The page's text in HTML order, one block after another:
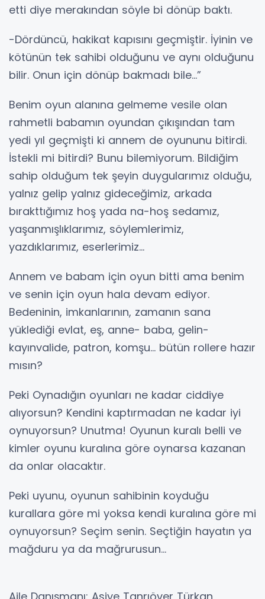
etti diye merakından söyle bi dönüp baktı.
-Dördüncü, hakikat kapısını geçmiştir. İyinin ve
kötünün tek sahibi olduğunu ve aynı olduğunu
bilir. Onun için dönüp bakmadı bile…”
Benim oyun alanına gelmeme vesile olan
rahmetli babamın oyundan çıkışından tam
yedi yıl geçmişti ki annem de oyununu bitirdi.
İstekli mi bitirdi? Bunu bilemiyorum. Bildiğim
sahip olduğum tek şeyin duygularımız olduğu,
yalnız gelip yalnız gideceğimiz, arkada
bırakttığımız hoş yada na-hoş sedamız,
yaşanmışlıklarımız, söylemlerimiz,
yazdıklarımız, eserlerimiz...
Annem ve babam için oyun bitti ama benim
ve senin için oyun hala devam ediyor.
Bedeninin, imkanlarının, zamanın sana
yüklediği evlat, eş, anne- baba, gelin-
kayınvalide, patron, komşu... bütün rollere hazır
mısın?
Peki Oynadığın oyunları ne kadar ciddiye
alıyorsun? Kendini kaptırmadan ne kadar iyi
oynuyorsun? Unutma! Oyunun kuralı belli ve
kimler oyunu kuralına göre oynarsa kazanan
da onlar olacaktır.
Peki uyunu, oyunun sahibinin koyduğu
kurallara göre mi yoksa kendi kuralına göre mi
oynuyorsun? Seçim senin. Seçtiğin hayatın ya
mağduru ya da mağrurusun...